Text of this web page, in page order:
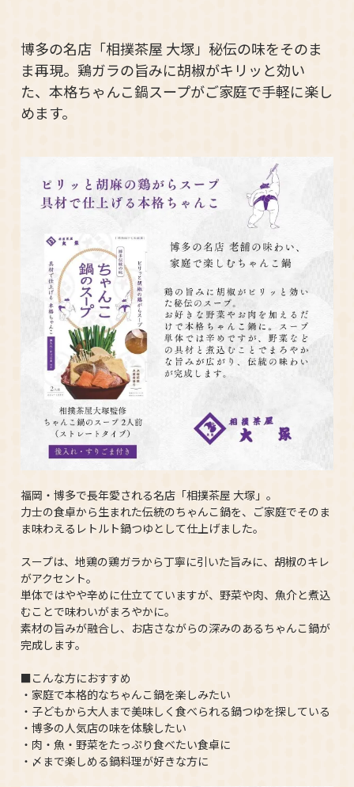
博多の名店「相撲茶屋 大塚」秘伝の味をそのま
ま再現。鶏ガラの旨みに胡椒がキリッと効い
た、本格ちゃんこ鍋スープがご家庭で手軽に楽し
めます。
福岡・博多で長年愛される名店「相撲茶屋 大塚」。
力士の食卓から生まれた伝統のちゃんこ鍋を、ご家庭でそのま
ま味わえるレトルト鍋つゆとして仕上げました。
スープは、地鶏の鶏ガラから丁寧に引いた旨みに、胡椒のキレ
がアクセント。
単体ではやや辛めに仕立てていますが、野菜や肉、魚介と煮込
むことで味わいがまろやかに。
素材の旨みが融合し、お店さながらの深みのあるちゃんこ鍋が
完成します。
■こんな方におすすめ
・家庭で本格的なちゃんこ鍋を楽しみたい
・子どもから大人まで美味しく食べられる鍋つゆを探している
・博多の人気店の味を体験したい
・肉・魚・野菜をたっぷり食べたい食卓に
・〆まで楽しめる鍋料理が好きな方に